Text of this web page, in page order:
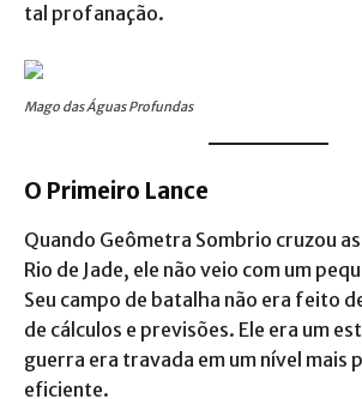
tal profanação.
Mago das Águas Profundas
O Primeiro Lance
Quando Geômetra Sombrio cruzou
Rio de Jade, ele não veio com um
Seu campo de batalha não era feito
de cálculos e previsões. Ele era um
guerra era travada em um nível mais
eficiente.